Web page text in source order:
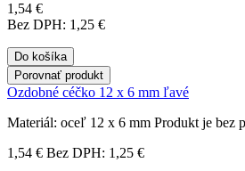
1,54 €
Bez DPH: 1,25 €
Do košíka
Porovnať produkt
Ozdobné céčko 12 x 6 mm ľavé
Materiál: oceľ 12 x 6 mm Produkt je bez
1,54 € Bez DPH: 1,25 €